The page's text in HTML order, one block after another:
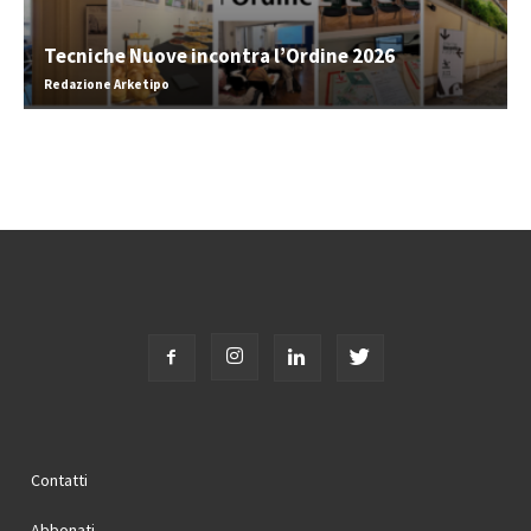
Tecniche Nuove incontra l’Ordine 2026
Redazione Arketipo
Contatti